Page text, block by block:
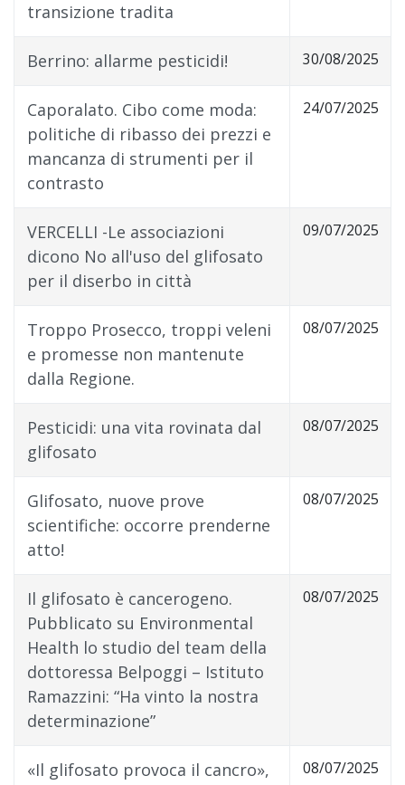
transizione tradita
Berrino: allarme pesticidi! 30/08/2025
Caporalato. Cibo come moda:
politiche di ribasso dei prezzi e
mancanza di strumenti per il
contrasto
24/07/2025
VERCELLI -Le associazioni
dicono No all'uso del glifosato
per il diserbo in città
09/07/2025
Troppo Prosecco, troppi veleni
e promesse non mantenute
dalla Regione.
08/07/2025
Pesticidi: una vita rovinata dal
glifosato
08/07/2025
Glifosato, nuove prove
scientifiche: occorre prenderne
atto!
08/07/2025
Il glifosato è cancerogeno.
Pubblicato su Environmental
Health lo studio del team della
dottoressa Belpoggi – Istituto
Ramazzini: “Ha vinto la nostra
determinazione”
08/07/2025
«Il glifosato provoca il cancro»,
08/07/2025